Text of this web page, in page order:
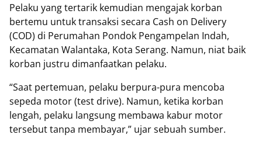
Pelaku yang tertarik kemudian mengajak korban
bertemu untuk transaksi secara Cash on Delivery
(COD) di Perumahan Pondok Pengampelan Indah,
Kecamatan Walantaka, Kota Serang. Namun, niat baik
korban justru dimanfaatkan pelaku.
“Saat pertemuan, pelaku berpura-pura mencoba
sepeda motor (test drive). Namun, ketika korban
lengah, pelaku langsung membawa kabur motor
tersebut tanpa membayar,” ujar sebuah sumber.